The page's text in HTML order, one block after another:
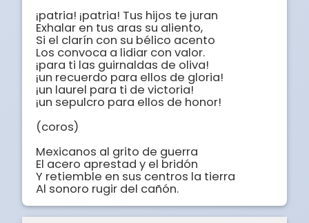
¡patria! ¡patria! Tus hijos te juran
Exhalar en tus aras su aliento,
Si el clarín con su bélico acento
Los convoca a lidiar con valor.
¡para ti las guirnaldas de oliva!
¡un recuerdo para ellos de gloria!
¡un laurel para ti de victoria!
¡un sepulcro para ellos de honor!
(coros)
Mexicanos al grito de guerra
El acero aprestad y el bridón
Y retiemble en sus centros la tierra
Al sonoro rugir del cañón.